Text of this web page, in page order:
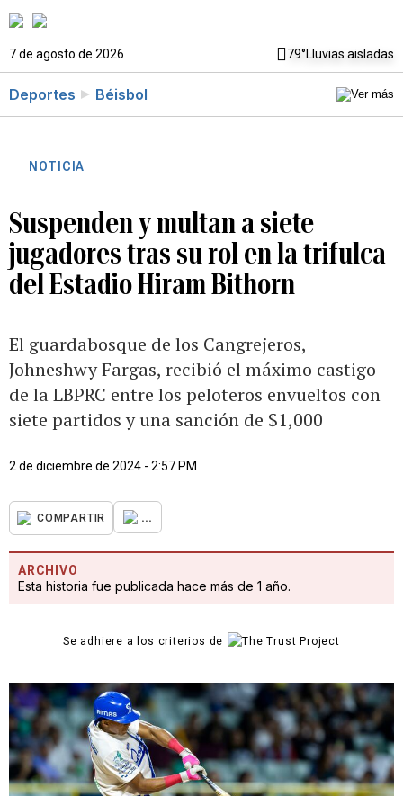
7 de agosto de 2026 79°Lluvias aisladas
Deportes Béisbol
NOTICIA
Suspenden y multan a siete
jugadores tras su rol en la trifulca
del Estadio Hiram Bithorn
El guardabosque de los Cangrejeros,
Johneshwy Fargas, recibió el máximo castigo
de la LBPRC entre los peloteros envueltos con
siete partidos y una sanción de $1,000
2 de diciembre de 2024 - 2:57 PM
COMPARTIR ...
ARCHIVO
Esta historia fue publicada hace más de 1 año.
Se adhiere a los criterios de